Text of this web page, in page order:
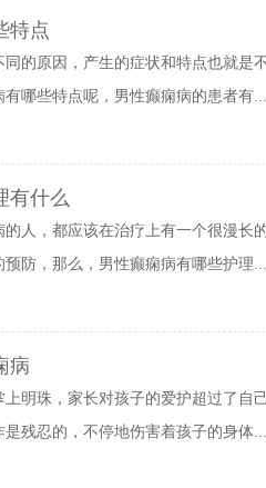
特点
同的原因，产生的症状和特点也就是
哪些特点呢，男性癫痫病的患者有...
有什么
人，都应该在治疗上有一个很漫长
防，那么，男性癫痫病有哪些护理...
病
上明珠，家长对孩子的爱护超过了自
残忍的，不停地伤害着孩子的身体...